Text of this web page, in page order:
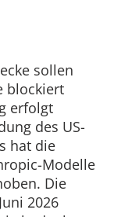
sollen
blockiert
erfolgt
des US-
hat die
Modelle
Die
2026